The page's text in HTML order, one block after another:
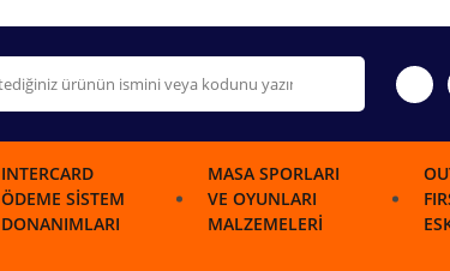
INTERCARD
ÖDEME SISTEM
DONANIMLARI
MASA SPORLARI
VE OYUNLARI
MALZEMELERI